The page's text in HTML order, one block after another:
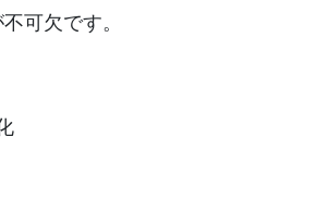
可欠です。